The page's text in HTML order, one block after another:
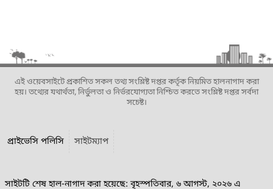
এই ওয়েবসাইটে প্রকাশিত সকল তথ্য সংশ্লিষ্ট দপ্তর কর্তৃক নিয়মিত হালনাগাদ করা
হয়। তথ্যের যথার্থতা, নির্ভুলতা ও নির্ভরযোগ্যতা নিশ্চিত করতে সংশ্লিষ্ট দপ্তর সর্বদা
সচেষ্ট।
প্রাইভেসি পলিসি সাইটম্যাপ
সাইটটি শেষ হাল-নাগাদ করা হয়েছে: বৃহস্পতিবার, ৬ আগস্ট, ২০২৬ এ